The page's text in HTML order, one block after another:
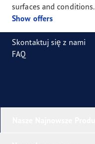
surfaces and conditions.
Show offers
Skontaktuj się z nami
FAQ